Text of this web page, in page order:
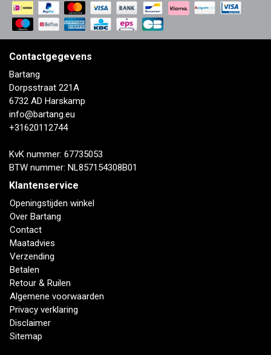
Contactgegevens
Bartang
Dorpsstraat 221A
6732 AD Harskamp
info@bartang.eu
+31620112744
KvK nummer: 67735053
BTW nummer: NL857154308B01
Klantenservice
Openingstijden winkel
Over Bartang
Contact
Maatadvies
Verzending
Betalen
Retour & Ruilen
Algemene voorwaarden
Privacy verklaring
Disclaimer
Sitemap